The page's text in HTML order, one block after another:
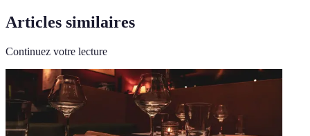
Articles similaires
Continuez votre lecture